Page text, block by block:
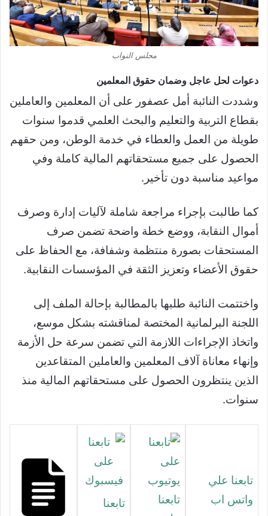
مجلس النواب
دعوات لحل عاجل وضمان حقوق المعلمين
وشددت النائبة أمل عصفور على أن المعلمين والعاملين
بقطاع التربية والتعليم والبحث العلمي قدموا سنوات
طويلة من العمل والعطاء في خدمة الوطن، ومن حقهم
الحصول على جميع مستحقاتهم المالية كاملة وفي
مواعيد مناسبة دون تأخير.
كما طالبت بإجراء مراجعة شاملة لآليات إدارة وصرف
أموال النقابة، ووضع خطة واضحة تضمن صرف
المستحقات بصورة منتظمة وشفافة، مع الحفاظ على
حقوق الأعضاء وتعزيز الثقة في المؤسسات النقابية.
واختتمت النائبة طلبها بالمطالبة بإحالة الملف إلى
اللجنة البرلمانية المختصة لمناقشته بشكل موسع،
واتخاذ الإجراءات اللازمة التي تضمن سرعة حل الأزمة
وإنهاء معاناة آلاف المعلمين والعاملين المتقاعدين
الذين ينتظرون الحصول على مستحقاتهم المالية منذ
سنوات.
تابعنا علي
واتس اب
تابعنا
تابعنا